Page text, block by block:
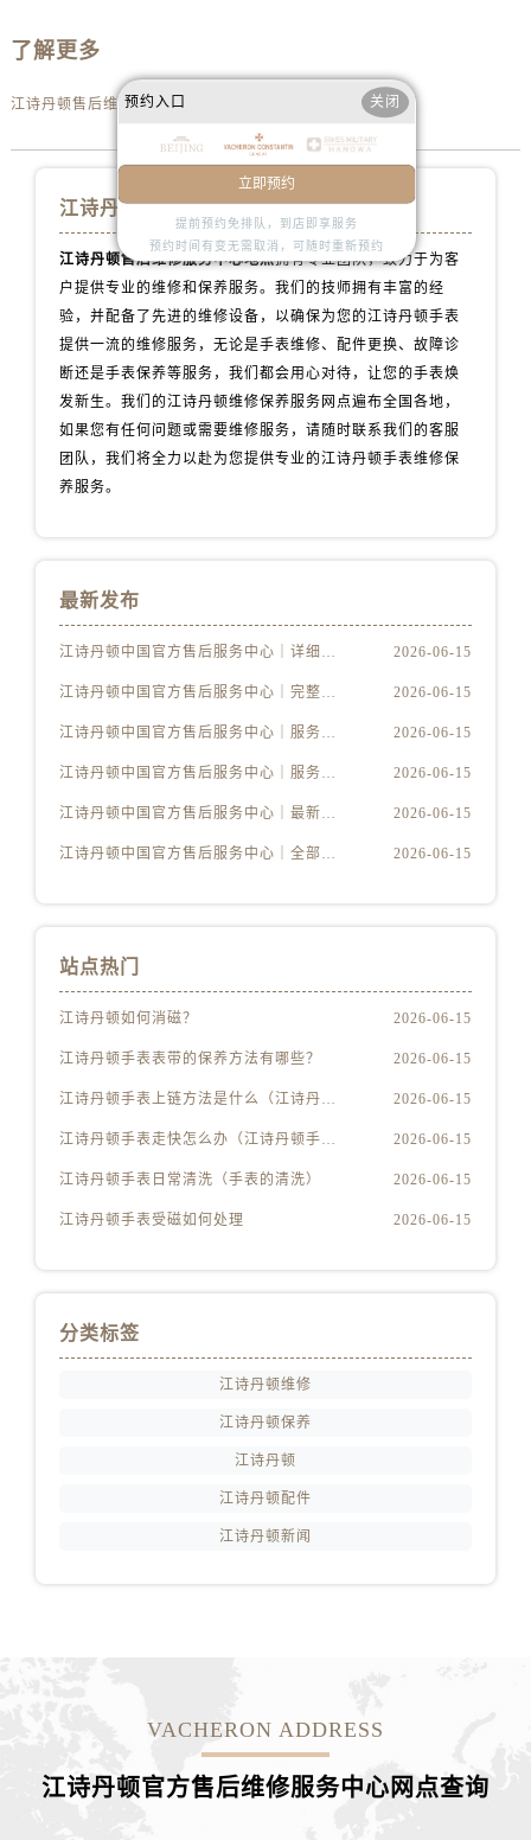
天津市和平区赤峰道136号天津国际金融中心26层2603室江诗丹顿售后服务中心（需提前预约）
安徽省马鞍山市雨山区湖南西路江诗丹顿售后服务中心（需提前预约）
江苏省常州市新北区龙锦路1590号现代传媒中心5号楼10层1008室江诗丹顿售后服务中心（需提前预约）
江西省萍乡市安源区萍安北大道与康庄路交叉口江诗丹顿售后服务中心（需提前预约）
了解更多
江诗丹顿售后维修服务中心地点
江诗丹顿手表维修服务中心
江诗丹顿售后维修服务中心地点拥有专业团队，致力于为客
户提供专业的维修和保养服务。我们的技师拥有丰富的经
验，并配备了先进的维修设备，以确保为您的江诗丹顿手表
提供一流的维修服务，无论是手表维修、配件更换、故障诊
断还是手表保养等服务，我们都会用心对待，让您的手表焕
发新生。我们的江诗丹顿维修保养服务网点遍布全国各地，
如果您有任何问题或需要维修服务，请随时联系我们的客服
团队，我们将全力以赴为您提供专业的江诗丹顿手表维修保
养服务。
最新发布
江诗丹顿中国官方售后服务中心｜详细地址及售后服务电话权威信息公示（2026年6月最新） 2026-06-15
江诗丹顿中国官方售后服务中心｜完整地址与联系电话权威信息公示（2026年6月最新） 2026-06-15
江诗丹顿中国官方售后服务中心｜服务电话及详细网点地址权威信息公示（2026年6月最新） 2026-06-15
江诗丹顿中国官方售后服务中心｜服务电话及完整官方地址权威信息公示（2026年6月最新） 2026-06-15
江诗丹顿中国官方售后服务中心｜最新电话与详细地址权威信息公示（2026年6月最新） 2026-06-15
江诗丹顿中国官方售后服务中心｜全部网点地址与售后热线权威信息公示（2026年6月最新） 2026-06-15
站点热门
江诗丹顿如何消磁？ 2026-06-15
江诗丹顿手表表带的保养方法有哪些？ 2026-06-15
江诗丹顿手表上链方法是什么（江诗丹顿怎么给手表上链） 2026-06-15
江诗丹顿手表走快怎么办（江诗丹顿手表走快什么原因） 2026-06-15
江诗丹顿手表日常清洗（手表的清洗） 2026-06-15
江诗丹顿手表受磁如何处理 2026-06-15
分类标签
江诗丹顿维修
江诗丹顿保养
江诗丹顿
江诗丹顿配件
江诗丹顿新闻
VACHERON ADDRESS
江诗丹顿官方售后维修服务中心网点查询
预约入口 关闭
立即预约
提前预约免排队，到店即享服务
预约时间有变无需取消，可随时重新预约